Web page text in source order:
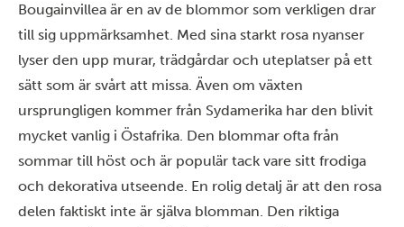
Bougainvillea är en av de blommor som verkligen drar
till sig uppmärksamhet. Med sina starkt rosa nyanser
lyser den upp murar, trädgårdar och uteplatser på ett
sätt som är svårt att missa. Även om växten
ursprungligen kommer från Sydamerika har den blivit
mycket vanlig i Östafrika. Den blommar ofta från
sommar till höst och är populär tack vare sitt frodiga
och dekorativa utseende. En rolig detalj är att den rosa
delen faktiskt inte är själva blomman. Den riktiga